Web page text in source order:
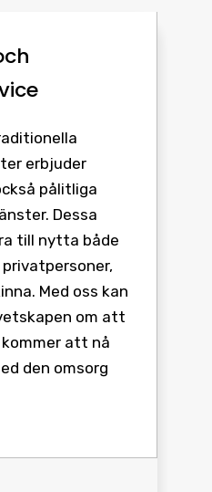
erbjuder
pålitliga
Dessa
till nytta både
Med oss kan
om att
att nå
den omsorg